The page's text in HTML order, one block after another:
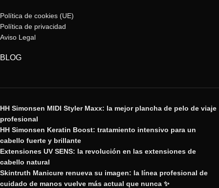
Política de cookies (UE)
Política de privacidad
Aviso Legal
BLOG
HH Simonsen MIDI Styler Maxx: la mejor plancha de pelo de viaje
profesional
HH Simonsen Keratin Boost: tratamiento intensivo para un
cabello fuerte y brillante
Extensiones UV SENS: la revolución en las extensiones de
cabello natural
Skintruth Manicure renueva su imagen: la línea profesional de
cuidado de manos vuelve más actual que nunca ✨